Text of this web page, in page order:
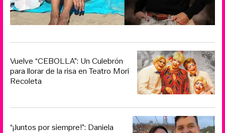
Vuelve “CEBOLLA”: Un Culebrón
para llorar de la risa en Teatro Mori
Recoleta
“¡Juntos por siempre!”: Daniela